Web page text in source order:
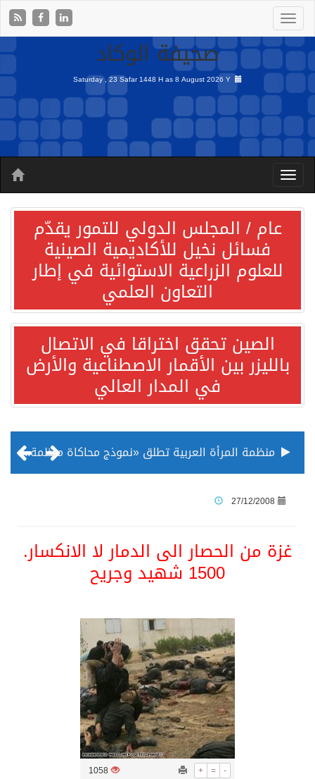
صحيفة الوكاد
Saturday , 23 Safar 1448 H as8 August 2026 Y
عام / المجلس الدولي للتمور يقدّم
فسائل نخيل للأكاديمية الصينية
للعلوم الزراعية الاستوائية في إطار
التعاون العلمي
الصين تحقق اختراقا في الاتصال
بالليزر بين الأقمار الاصطناعية والأرض
في المدار العالي
منظمة المرأة العربية تطلق «نموذج محاكاة منظمة المرأة العربية للشباب» بمشاركة 10 دول عربية..غدًا
ثلة من الضابطات في الجييش الكويتي
27/12/2008
غزة من الحصار الى الدمار لا الانكسار.
1500 شهيد وجريح
+ = -
1058